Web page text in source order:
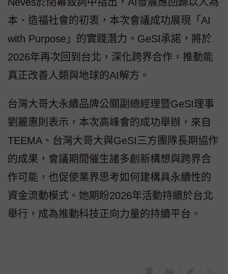
本、造福社會的初衷，本次會議成功展現「AI
with Purpose」的實踐潛力。GeSI承諾，將於
2026年再次回到台北，深化跨界合作，推動能
真正改善人類與地球的AI解方。
台灣大哥大永續品牌公關副總經理暨GeSI理事
劉麗惠則表示，本次高峰會的成功舉辦，來自
TEEMA、台灣大哥大與GeSI三方團隊長期協作
的成果，會議期間催生諸多創新構想與跨界合
作可能，也促使業界思考如何建構具永續性的
資金流動模式。她期盼2026年活動持續於台北
舉行，成為推動科技正向力量的持續平台。